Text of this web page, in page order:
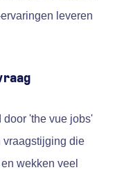
leveren
'the vue jobs'
vraagstijging die
wekken veel